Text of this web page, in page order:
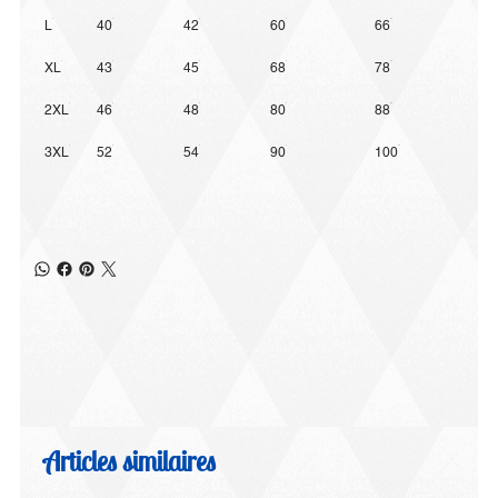
L 40 42 60 66
XL 43 45 68 78
2XL 46 48 80 88
3XL 52 54 90 100
Articles similaires